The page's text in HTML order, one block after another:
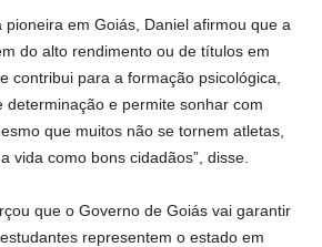
em Goiás, Daniel afirmou que a
do alto rendimento ou de títulos em
contribui para a formação psicológica,
determinação e permite sonhar com
que muitos não se tornem atletas,
vida como bons cidadãos”, disse.
que o Governo de Goiás vai garantir
representem o estado em